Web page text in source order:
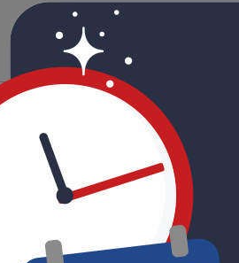
по названию